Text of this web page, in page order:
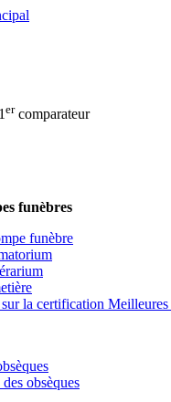
1 ercomparateur
funèbres
funèbre
la certification Meilleures
obsèques